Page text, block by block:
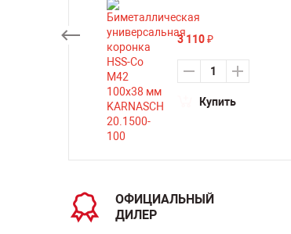
3 110 ₽
Купить
ОФИЦИАЛЬНЫЙ
ДИЛЕР